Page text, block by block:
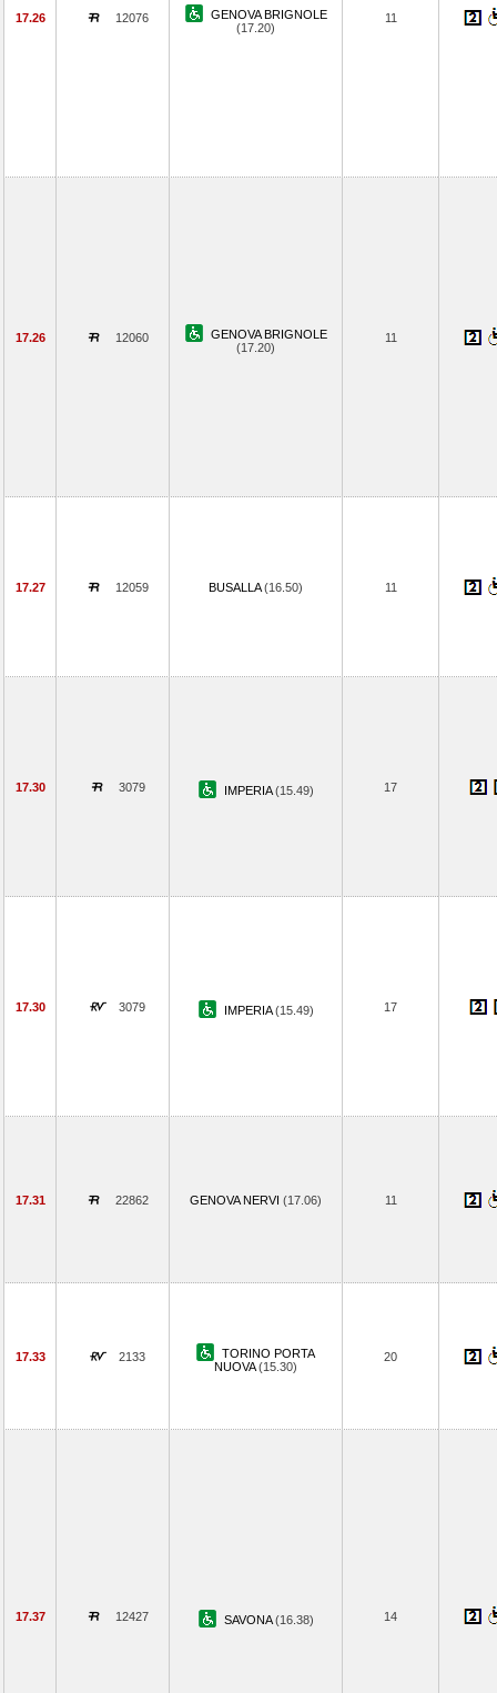
17.26 12076
GENOVA BRIGNOLE
(17.20)
11
17.26 12060
GENOVA BRIGNOLE
(17.20)
11
17.27 12059 BUSALLA(16.50) 11
17.30 3079 IMPERIA(15.49) 17
17.30 3079 IMPERIA(15.49) 17
17.31 22862 GENOVA NERVI (17.06) 11
17.33 2133
TORINO PORTA
NUOVA(15.30)
20
17.37 12427 SAVONA(16.38) 14